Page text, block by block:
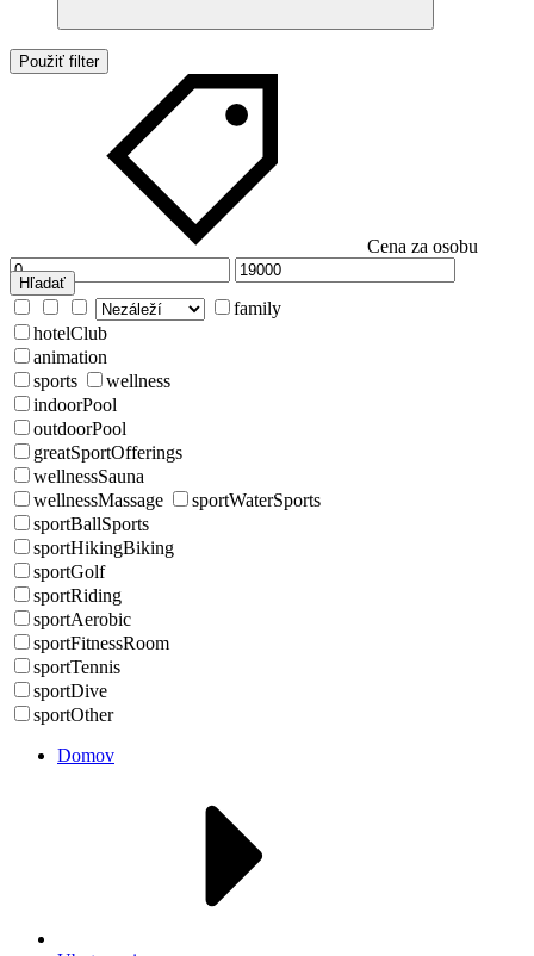
Použiť filter
Cena za osobu
Hľadať
family
hotelClub
animation
sports
wellness
indoorPool
outdoorPool
greatSportOfferings
wellnessSauna
wellnessMassage
sportWaterSports
sportBallSports
sportHikingBiking
sportGolf
sportRiding
sportAerobic
sportFitnessRoom
sportTennis
sportDive
sportOther
Domov